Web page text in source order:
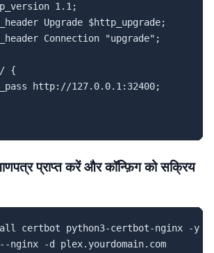
1.1;
Upgrade $http_upgrade;
Connection "upgrade";
{
http://127.0.0.1:32400;
प्राप्त करें और कॉन्फ़िग को सक्रिय
certbot python3-certbot-nginx -y
nginx -d plex.yourdomain.com